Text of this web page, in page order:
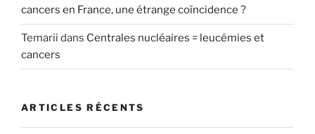
cancers en France, une étrange coïncidence ?
Temarii dans Centrales nucléaires = leucémies et
cancers
ARTICLES RÉCENTS